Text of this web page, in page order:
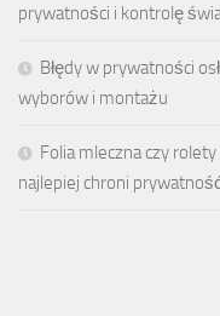
prywatności i kontrolę
Błędy w prywatności
wyborów i montażu
Folia mleczna czy
najlepiej chroni